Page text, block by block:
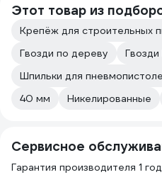
Этот товар из
Крепёж для строительных
Гвозди по дереву
Гвозди
Шпильки для
40 мм
Никелированные
Сервисное
Гарантия производителя 1 год